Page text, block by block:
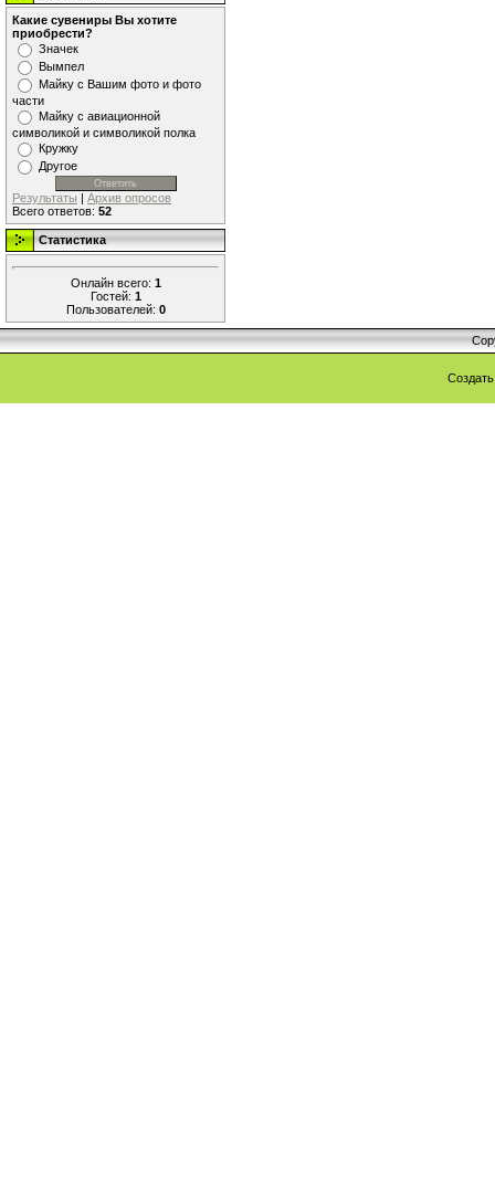
Какие сувениры Вы хотите
приобрести?
Значек
Вымпел
Майку с Вашим фото и фото
части
Майку с авиационной
символикой и символикой полка
Кружку
Другое
Результаты | Архив опросов
Всего ответов: 52
Статистика
Онлайн всего: 1
Гостей: 1
Пользователей: 0